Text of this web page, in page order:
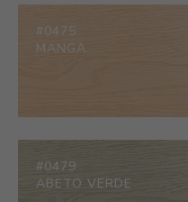
#0475
MANGA
#0479
ABETO VERDE